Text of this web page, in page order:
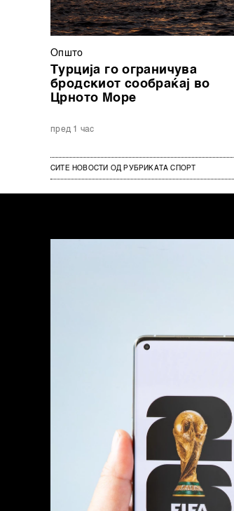
Општо
Турција го ограничува
бродскиот сообраќај во
Црното Море
пред 1 час
СИТЕ НОВОСТИ ОД РУБРИКАТА СПОРТ